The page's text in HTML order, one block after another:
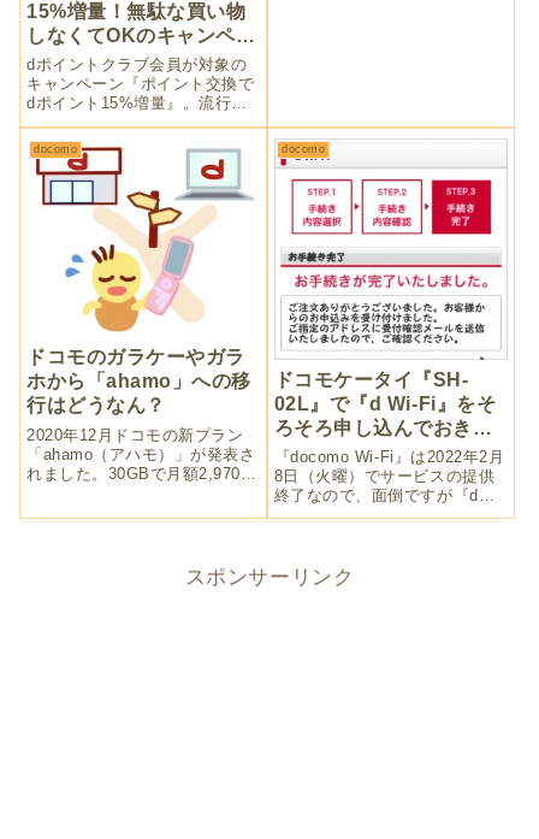
15%増量！無駄な買い物
しなくてOKのキャンペー
ンって好き
dポイントクラブ会員が対象の
キャンペーン『ポイント交換で
dポイント15%増量』。流行り
の「実店舗でコード決済」が条
件ではありません。滅多に当た
らない「抽選で何名様」でもあ
りません。キャンペーン対象企
業はコアですが、対象だったら
ラッキーですよ。
docomo
ドコモのガラケーやガラ
ホから「ahamo」への移
行はどうなん？
2020年12月ドコモの新プラン
「ahamo（アハモ）」が発表さ
れました。30GBで月額2,970円
モ包囲網拡大のようです。
docomo
ドコモケータイ『SH-
02L』で『d Wi-Fi』をそ
ろそろ申し込んでおきま
すか
『docomo Wi-Fi』は2022年2月
8日（火曜）でサービスの提供
終了なので、面倒ですが『d
Wi-Fi』へ改めて申し込まなけ
性で少々つまずきますが……。
スポンサーリンク